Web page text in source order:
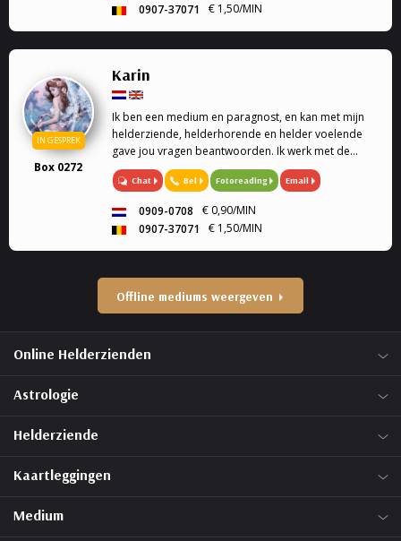
0907-37071
€ 1,50/MIN
IN GESPREK
Box 0272
Karin
Ik ben een medium en paragnost, en kan met mijn
helderziende, helderhorende en helder voelende
gave jou vragen beantwoorden. Ik werk met de
engelen kaarten en geef engelen readings en
healing. Mijn specialiteit is tweeling zielen, en liefde.
Chat Bel Fotoreading Email
0909-0708
€ 0,90/MIN
0907-37071
€ 1,50/MIN
Offline mediums weergeven
Online Helderzienden
Astrologie
Helderziende
Kaartleggingen
Medium